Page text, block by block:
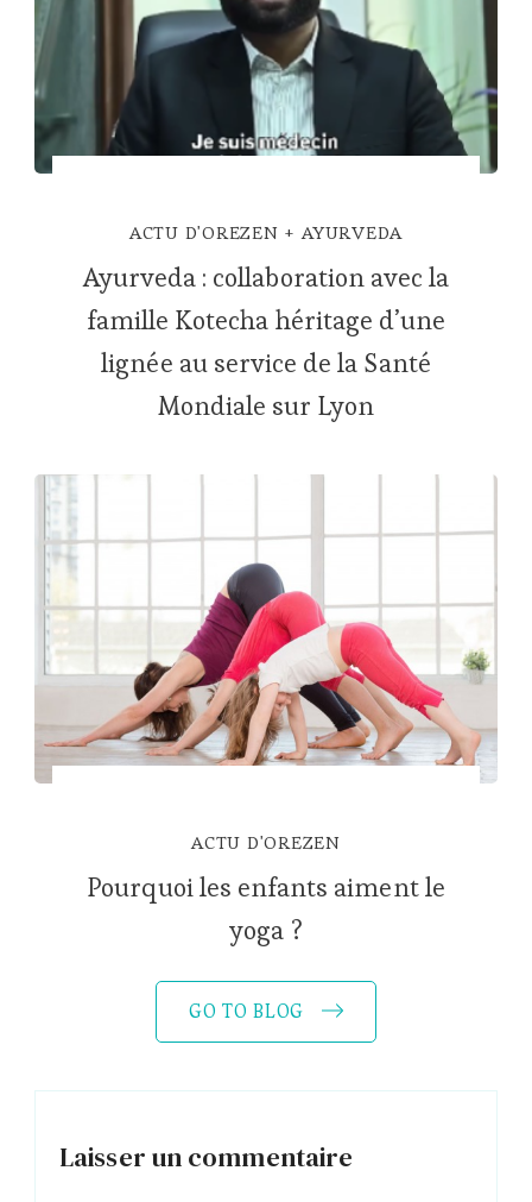
ACTU D'OREZEN AYURVEDA
Ayurveda : collaboration avec la
famille Kotecha héritage d’une
lignée au service de la Santé
Mondiale sur Lyon
ACTU D'OREZEN
Pourquoi les enfants aiment le
yoga ?
GO TO BLOG
Laisser un commentaire